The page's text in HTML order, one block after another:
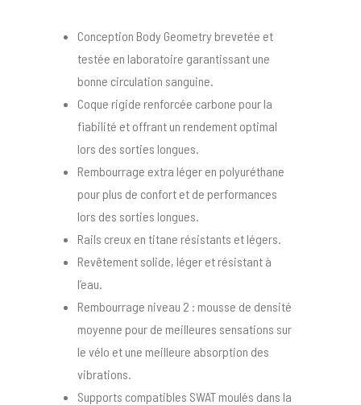
Conception Body Geometry brevetée et
testée en laboratoire garantissant une
bonne circulation sanguine.
Coque rigide renforcée carbone pour la
fiabilité et offrant un rendement optimal
lors des sorties longues.
Rembourrage extra léger en polyuréthane
pour plus de confort et de performances
lors des sorties longues.
Rails creux en titane résistants et légers.
Revêtement solide, léger et résistant à
l’eau.
Rembourrage niveau 2 : mousse de densité
moyenne pour de meilleures sensations sur
le vélo et une meilleure absorption des
vibrations.
Supports compatibles SWAT moulés dans la